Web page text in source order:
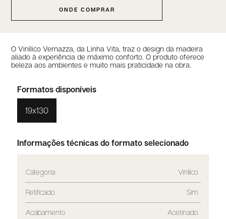
ONDE COMPRAR
O Vinílico Vernazza, da Linha Vita, traz o design da madeira
aliado à experiência de máximo conforto. O produto oferece
beleza aos ambientes e muito mais praticidade na obra.
Formatos disponíveis
19x130
Informações técnicas do formato selecionado
Categoria Vinílico
Retificado Sim
Acabamento Acetinado